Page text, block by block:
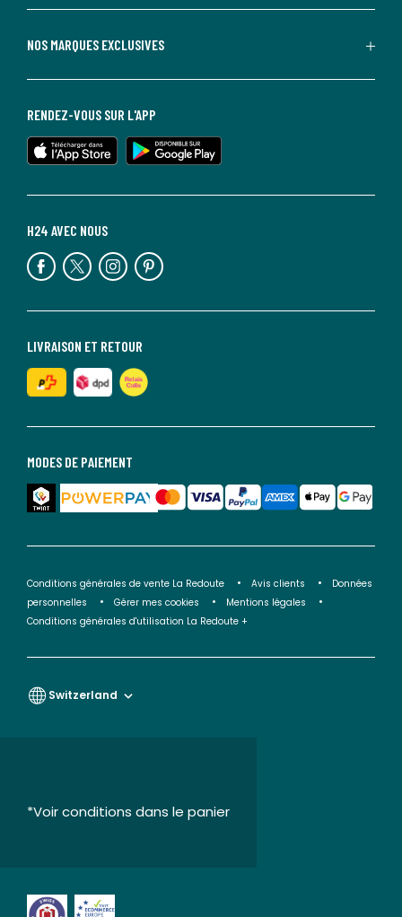
NOS MARQUES EXCLUSIVES
MODES DE PAIEMENT
LIVRAISON ET RETOUR
H24 AVEC NOUS
RENDEZ-VOUS SUR L'APP
Conditions générales de vente La Redoute Avis clients
Données
personnelles
Gérer mes cookies
Mentions légales
Conditions générales d'utilisation La Redoute +
Switzerland
*Voir conditions dans le panier